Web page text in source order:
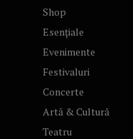
Shop
Esențiale
Evenimente
Festivaluri
Concerte
Artă & Cultură
Teatru